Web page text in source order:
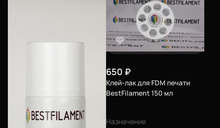
650 ₽
Клей-лак для FDM печати
BestFilament 150 мл
Назначение